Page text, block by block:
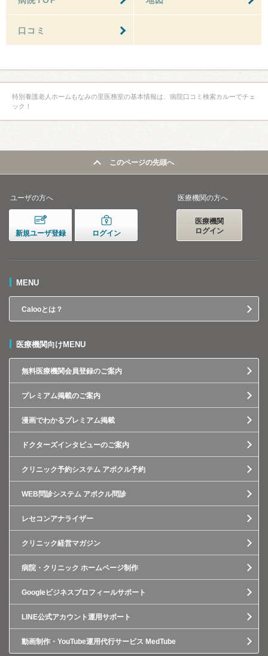
口コミ
特別養護老人ホームもなみの里医務室の基本情報は、病院口コミ検索カルーでチェ
ック！
このページの先頭へ
ユーザの方へ
新規ユーザ登録 ログイン
医療機関の方へ
医療機関
ログイン
MENU
Calooとは？
医療機関向けMENU
無料医療機関会員登録のご案内
プレミアム掲載のご案内
漫画でわかるプレミアム掲載
ドクターズインタビューのご案内
クリニック予約システム アポクル予約
WEB問診システム アポクル問診
レセコンアナライザー
クリニック経営マガジン
病院・クリニック ホームページ制作
Googleビジネスプロフィールサポート
LINE公式アカウント運用サポート
動画制作・YouTube運用代行サービス MedTube